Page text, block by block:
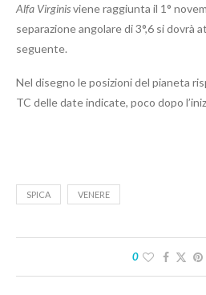
Alfa Virginisviene raggiunta il 1°
separazione angolare di 3°,6 si dovrà
seguente.
Nel disegno le posizioni del pianeta
TC delle date indicate, poco dopo
SPICA VENERE
0